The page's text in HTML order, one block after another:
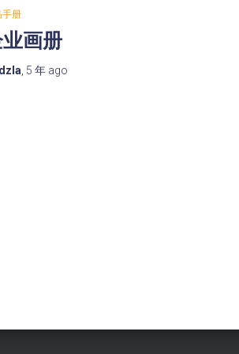
手册
画册
5 年 ago